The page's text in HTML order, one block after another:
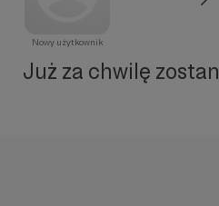
Nowy użytkownik
Już za chwilę